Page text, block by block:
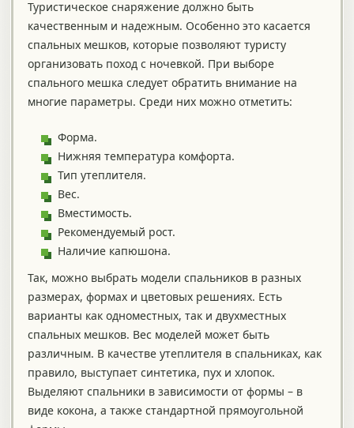
Туристическое снаряжение должно быть
качественным и надежным. Особенно это касается
спальных мешков, которые позволяют туристу
организовать поход с ночевкой. При выборе
спального мешка следует обратить внимание на
многие параметры. Среди них можно отметить:
Форма.
Нижняя температура комфорта.
Тип утеплителя.
Вес.
Вместимость.
Рекомендуемый рост.
Наличие капюшона.
Так, можно выбрать модели спальников в разных
размерах, формах и цветовых решениях. Есть
варианты как одноместных, так и двухместных
спальных мешков. Вес моделей может быть
различным. В качестве утеплителя в спальниках, как
правило, выступает синтетика, пух и хлопок.
Выделяют спальники в зависимости от формы – в
виде кокона, а также стандартной прямоугольной